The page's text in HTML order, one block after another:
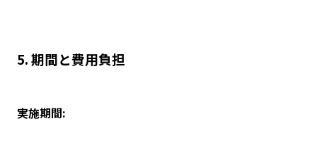
5.期間と費用負担
実施期間: